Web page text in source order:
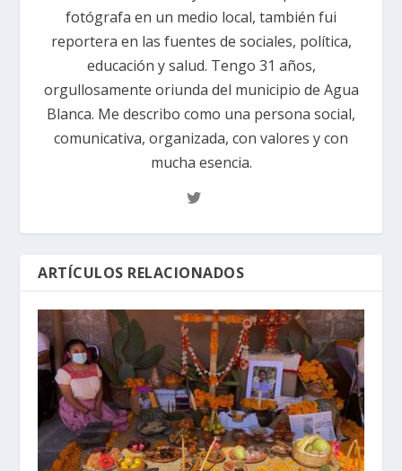
fotógrafa en un medio local, también fui
reportera en las fuentes de sociales, política,
educación y salud. Tengo 31 años,
orgullosamente oriunda del municipio de Agua
Blanca. Me describo como una persona social,
comunicativa, organizada, con valores y con
mucha esencia.
ARTÍCULOS RELACIONADOS